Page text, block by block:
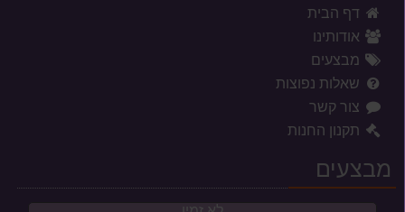
דף הבית
אודותינו
מבצעים
שאלות נפוצות
צור קשר
תקנון החנות
מבצעים